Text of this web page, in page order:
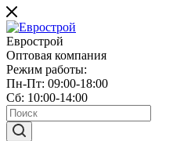
Еврострой
Оптовая компания
Режим работы:
Пн-Пт: 09:00-18:00
Сб: 10:00-14:00